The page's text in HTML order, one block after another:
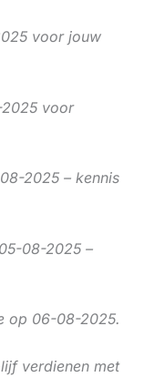
voor jouw
voor
2025 – kennis
08-2025 –
op 06-08-2025.
verdienen met